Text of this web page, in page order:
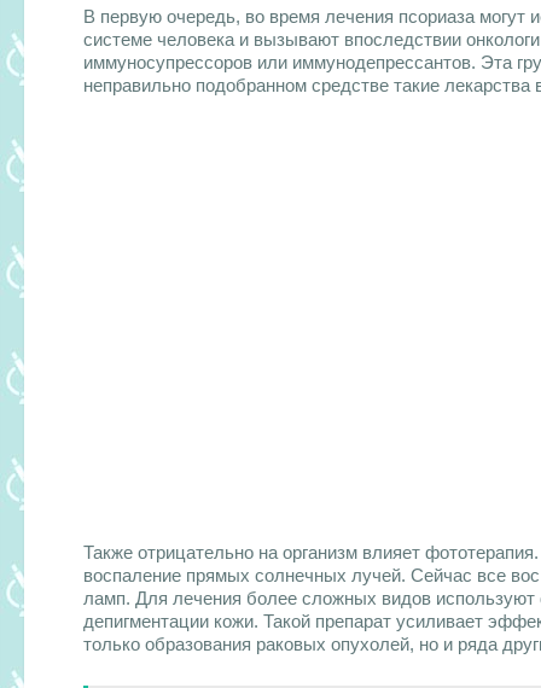
В первую очередь, во время лечения псориаза могут
системе человека и вызывают впоследствии
иммуносупрессоров или иммунодепрессантов. Эта
неправильно подобранном средстве такие
Также отрицательно на организм влияет
воспаление прямых солнечных лучей. Сейчас все
ламп. Для лечения более сложных видов
депигментации кожи. Такой препарат усиливает
только образования раковых опухолей, но и ряда